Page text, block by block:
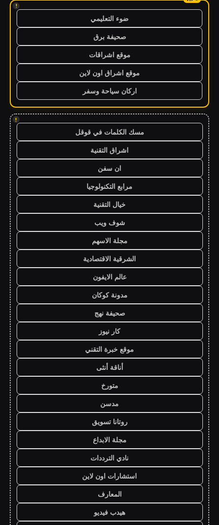
!
ضوء التعليمي
صحيفة برق
موقع اشراقات
موقع اشراق اون لاين
اركان سياحة وسفر
!
مسك الكلمات في قوقل
اشراق التقنية
ان سفن
مرابع التكنولوجيا
خيال التقنية
شوف ويب
مجلة الاسهم
الشرقية الاقتصادية
عالم الايفون
مدونة كوكان
صحيفة نهج
كار نيوز
موقع خبرة التقني
أناقة أنثى
متورخ
مدسن
روتانا تسويق
مجلة الابداع
نادي الترددات
استشارات اون لاين
المعارف
هيدب فيديو